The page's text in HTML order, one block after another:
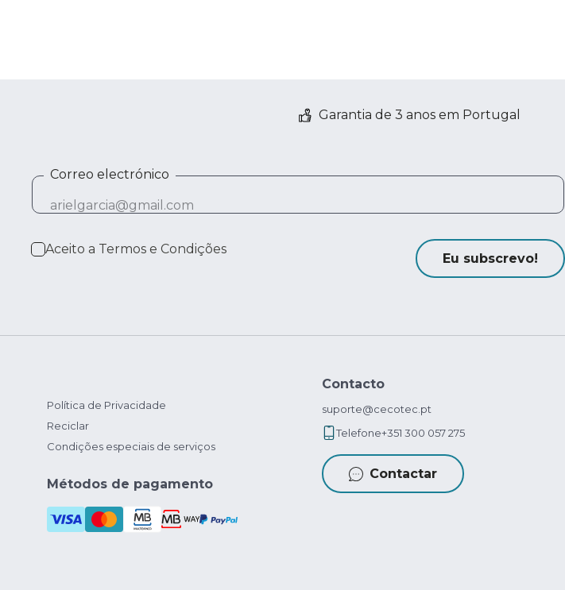
Garantia de 3 anos em Portugal
Correo electrónico
Aceito a Termos e Condições
Eu subscrevo!
Política de Privacidade
Reciclar
Condições especiais de serviços
Métodos de pagamento
Contacto
suporte@cecotec.pt
Telefone+351 300 057 275
Contactar